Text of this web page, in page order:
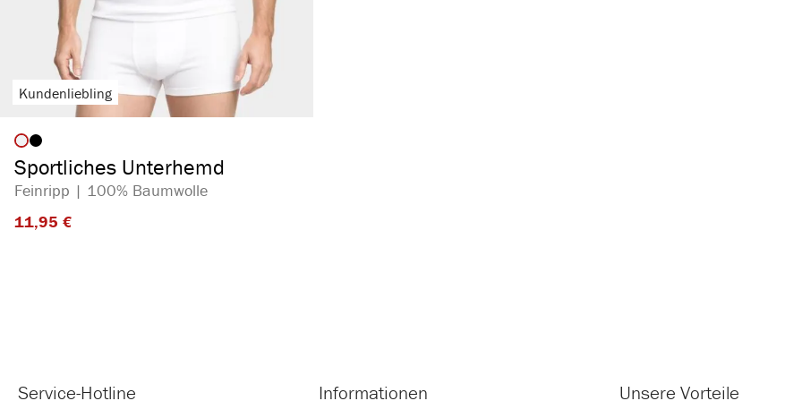
Kundenliebling
Artikelfarbe
Sportliches Unterhemd
Feinripp | 100% Baumwolle
11,95 €​
Service-Hotline Informationen Unsere Vorteile